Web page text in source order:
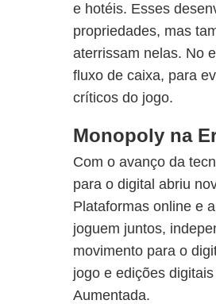
e hotéis. Esses
propriedades, mas
aterrissam nelas. No
fluxo de caixa, para
críticos do jogo.
Monopoly na
Com o avanço da
para o digital abriu
Plataformas online e
joguem juntos,
movimento para o
jogo e edições
Aumentada.